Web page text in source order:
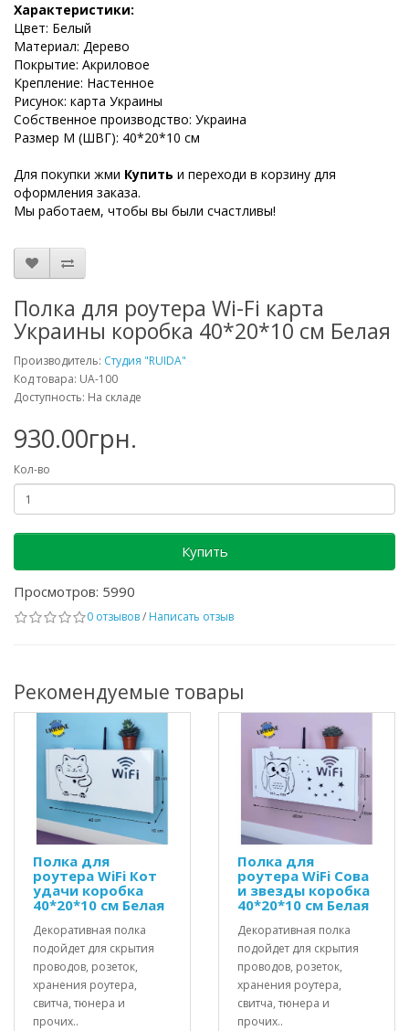
Характеристики:
Цвет: Белый
Материал: Дерево
Покрытие: Акриловое
Крепление: Настенное
Рисунок: карта Украины
Собственное производство: Украина
Размер М (ШВГ): 40*20*10 см
Для покупки жми Купить и переходи в корзину для
оформления заказа.
Мы работаем, чтобы вы были счастливы!
Полка для роутера Wi-Fi карта
Украины коробка 40*20*10 см Белая
Производитель: Студия "RUIDA"
Код товара: UA-100
Доступность: На складе
930.00грн.
Кол-во
Купить
Просмотров: 5990
0 отзывов/ Написать отзыв
Рекомендуемые товары
Полка для
роутера WiFi Кот
удачи коробка
40*20*10 см Белая
Декоративная полка
подойдет для скрытия
проводов, розеток,
хранения роутера,
свитча, тюнера и
прочих..
Полка для
роутера WiFi Сова
и звезды коробка
40*20*10 см Белая
Декоративная полка
подойдет для скрытия
проводов, розеток,
хранения роутера,
свитча, тюнера и
прочих..